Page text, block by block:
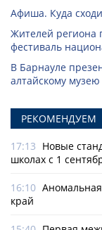
Афиша. Куда
Жителей региона
фестиваль
В Барнауле
алтайскому музею
РЕКОМЕНДУЕМ
17:13 Новые
школах с 1
16:10
край